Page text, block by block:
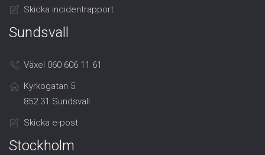
Skicka incidentrapport
Sundsvall
Växel 060 606 11 61
Kyrkogatan 5
852 31 Sundsvall
Skicka e-post
Stockholm